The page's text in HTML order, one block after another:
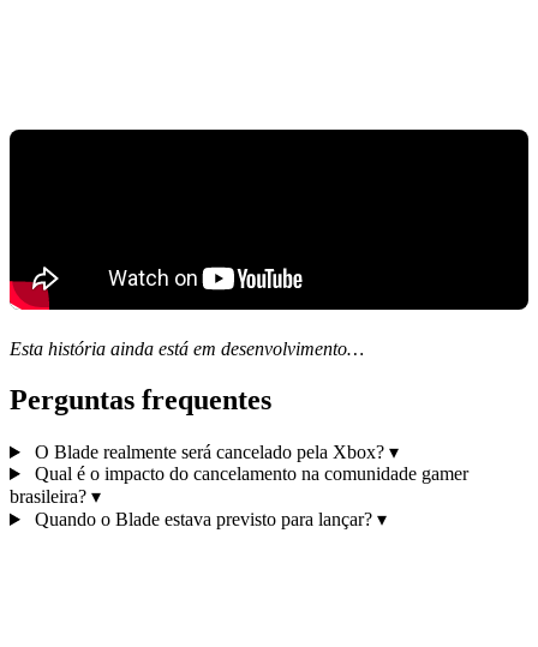
Esta história ainda está em desenvolvimento…
Perguntas frequentes
O Blade realmente será cancelado pela Xbox? ▾
Qual é o impacto do cancelamento na comunidade gamer
brasileira? ▾
Quando o Blade estava previsto para lançar? ▾